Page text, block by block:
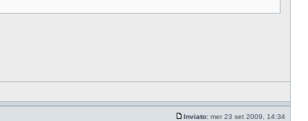
Inviato: mer 23 set 2009, 14:34